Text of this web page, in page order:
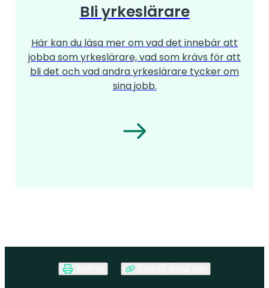
Bli yrkeslärare
Här kan du läsa mer om vad det innebär att
jobba som yrkeslärare, vad som krävs för att
bli det och vad andra yrkeslärare tycker om
sina jobb.